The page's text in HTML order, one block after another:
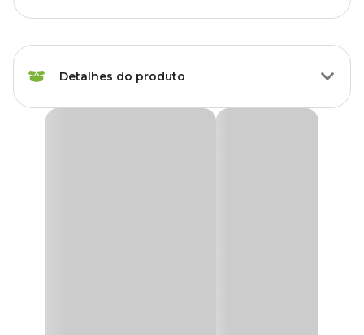
Cor
Detalhes do produto